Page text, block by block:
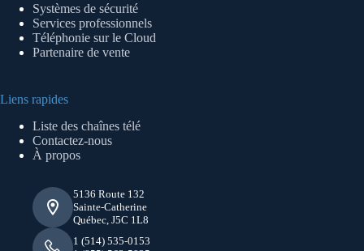
Systèmes de sécurité
Services professionnels
Téléphonie sur le Cloud
Partenaire de vente
Liens rapides
Liste des chaînes télé
Contactez-nous
À propos
5136 Route 132
Sainte-Catherine
Québec, J5C 1L8
1 (514) 535-0153